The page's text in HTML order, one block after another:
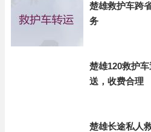
楚雄救护车跨
务
楚雄120救护
送，收费合理
楚雄长途私人